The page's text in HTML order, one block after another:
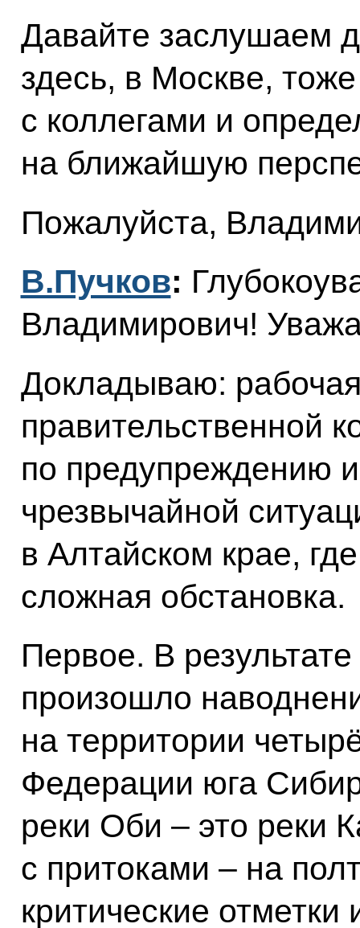
Давайте заслушаем
здесь, в Москве,
с коллегами и
на ближайшую
Пожалуйста,
В.Пучков:
Владимирович!
Докладываю:
правительственной
по предупреждению
чрезвычайной
в Алтайском крае,
сложная обстановка.
Первое. В
произошло
на территории
Федерации юга
реки Оби – это реки
с притоками – на
критические отметки